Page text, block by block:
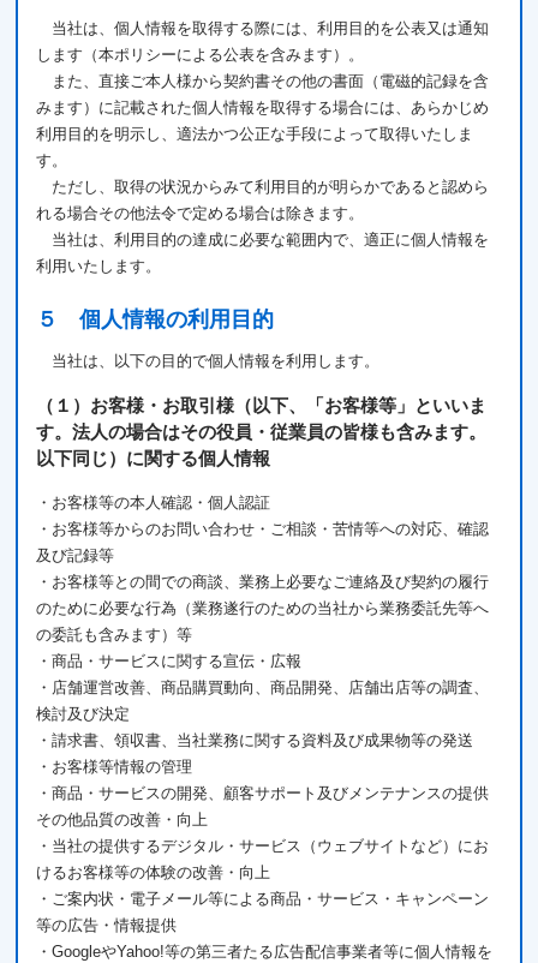
当社は、個人情報を取得する際には、利用目的を公表又は通知
します（本ポリシーによる公表を含みます）。
また、直接ご本人様から契約書その他の書面（電磁的記録を含
みます）に記載された個人情報を取得する場合には、あらかじめ
利用目的を明示し、適法かつ公正な手段によって取得いたしま
す。
ただし、取得の状況からみて利用目的が明らかであると認めら
れる場合その他法令で定める場合は除きます。
当社は、利用目的の達成に必要な範囲内で、適正に個人情報を
利用いたします。
５ 個人情報の利用目的
当社は、以下の目的で個人情報を利用します。
（１）お客様・お取引様（以下、「お客様等」といいま
す。法人の場合はその役員・従業員の皆様も含みます。
以下同じ）に関する個人情報
・お客様等の本人確認・個人認証
・お客様等からのお問い合わせ・ご相談・苦情等への対応、確認
及び記録等
・お客様等との間での商談、業務上必要なご連絡及び契約の履行
のために必要な行為（業務遂行のための当社から業務委託先等へ
の委託も含みます）等
・商品・サービスに関する宣伝・広報
・店舗運営改善、商品購買動向、商品開発、店舗出店等の調査、
検討及び決定
・請求書、領収書、当社業務に関する資料及び成果物等の発送
・お客様等情報の管理
・商品・サービスの開発、顧客サポート及びメンテナンスの提供
その他品質の改善・向上
・当社の提供するデジタル・サービス（ウェブサイトなど）にお
けるお客様等の体験の改善・向上
・ご案内状・電子メール等による商品・サービス・キャンペーン
等の広告・情報提供
・GoogleやYahoo!等の第三者たる広告配信事業者等に個人情報を